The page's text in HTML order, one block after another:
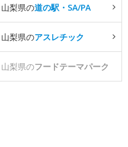
山梨県の道の駅・SA/PA
山梨県のアスレチック
山梨県のフードテーマパーク